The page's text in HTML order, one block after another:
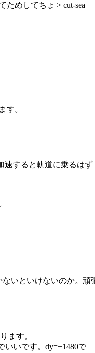
ためしてちょ > cut-sea
す。
速すると軌道に乗るはず
いといけないのか。頑
ます。
いいです。dy=+1480で